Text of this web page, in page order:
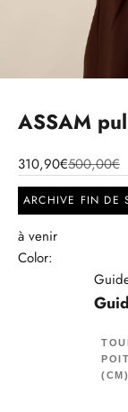
ASSAM
310,90€500,00€
ARCHIVE FIN DE
à venir
Color:
(CM)